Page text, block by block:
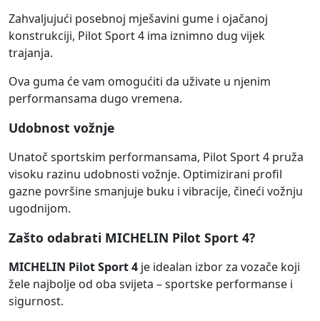
Zahvaljujući posebnoj mješavini gume i ojačanoj
konstrukciji, Pilot Sport 4 ima iznimno dug vijek
trajanja.
Ova guma će vam omogućiti da uživate u njenim
performansama dugo vremena.
Udobnost vožnje
Unatoč sportskim performansama, Pilot Sport 4 pruža
visoku razinu udobnosti vožnje. Optimizirani profil
gazne površine smanjuje buku i vibracije, čineći vožnju
ugodnijom.
Zašto odabrati MICHELIN Pilot Sport 4?
MICHELIN Pilot Sport 4 je idealan izbor za vozače koji
žele najbolje od oba svijeta – sportske performanse i
sigurnost.